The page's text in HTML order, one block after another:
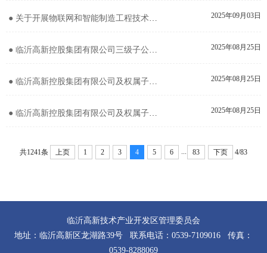
● 关于开展物联网和智能制造工程技术职务资格申报评审工作的通知 2025年09月03日
● 临沂高新控股集团有限公司三级子公司2025年6月公开招聘管理人员取消考察资格公告 2025年08月25日
● 临沂高新控股集团有限公司及权属子公司2025年6月公开招聘工作人员取消考察体检资格及递补人员公告 2025年08月25日
● 临沂高新控股集团有限公司及权属子公司2025年6月公开招聘工作人员拟聘用人员公示 2025年08月25日
共1241条 上页 1 2 3 4 5 6 ... 83 下页 4/83
临沂高新技术产业开发区管理委员会
地址：临沂高新区龙湖路39号 联系电话：0539-7109016 传真：
0539-8288069